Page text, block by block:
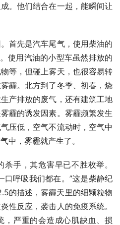
。他们结合在一起，能瞬间让
先是汽车尾气，使用柴油的
使用汽油的小型车虽然排放的
等，但碰上雾天，也很容易转
霾。北方到了冬季、初春，烧
产排放的废气，还有建筑工地
霾的诱发因素。雾霾频繁发生
压低，空气不流动时，空气中
中，雾霾就产生了。
手，其危害早已不胜枚举。
口呼吸我们都在。”这是柴静纪
的描述，雾霾天里的细颗粒物
性反应，袭击人的免疫系统。
，严重的会造成心肌缺血、损